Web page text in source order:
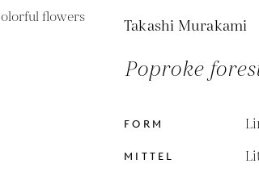
Takashi Murakami
Poproke
FORM
MITTEL